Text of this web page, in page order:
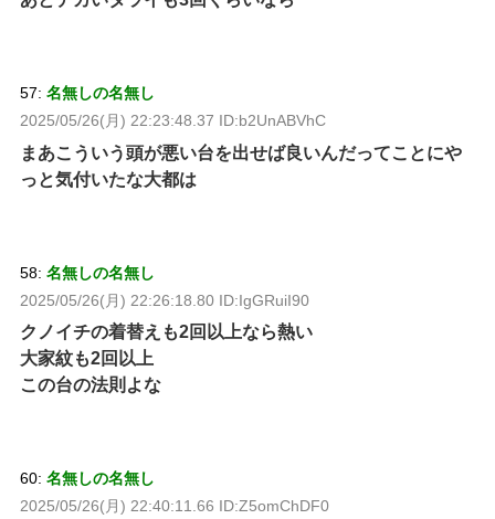
57: 名無しの名無し
2025/05/26(月) 22:23:48.37 ID:b2UnABVhC
まあこういう頭が悪い台を出せば良いんだってことにや
っと気付いたな大都は
58: 名無しの名無し
2025/05/26(月) 22:26:18.80 ID:IgGRuiI90
クノイチの着替えも2回以上なら熱い
大家紋も2回以上
この台の法則よな
60: 名無しの名無し
2025/05/26(月) 22:40:11.66 ID:Z5omChDF0